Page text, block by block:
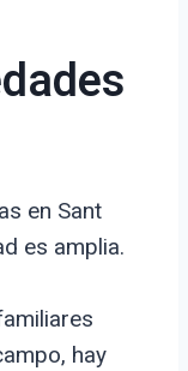
en Sant
es amplia.
hay